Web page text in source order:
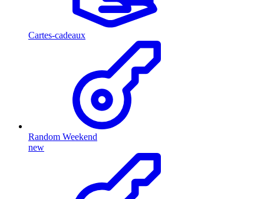
Cartes-cadeaux
Random Weekend
new